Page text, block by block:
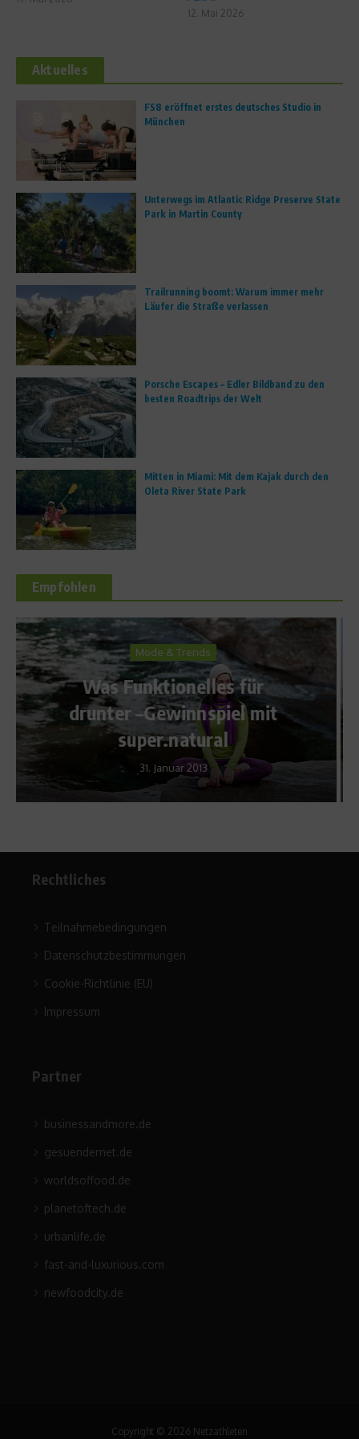
12. Mai 2026
Aktuelles
FS8 eröffnet erstes deutsches Studio in
München
Unterwegs im Atlantic Ridge Preserve State
Park in Martin County
Trailrunning boomt: Warum immer mehr
Läufer die Straße verlassen
Porsche Escapes – Edler Bildband zu den
besten Roadtrips der Welt
Mitten in Miami: Mit dem Kajak durch den
Oleta River State Park
Empfohlen
Ratgeber Gesundheit
Schlechte Luft zum Sport –
Warum Ozon schädlich ist
21. August 2009
Rechtliches
Teilnahmebedingungen
Datenschutzbestimmungen
Cookie-Richtlinie (EU)
Impressum
Partner
businessandmore.de
gesuendernet.de
worldsoffood.de
planetoftech.de
urbanlife.de
fast-and-luxurious.com
newfoodcity.de
Copyright © 2026 Netzathleten